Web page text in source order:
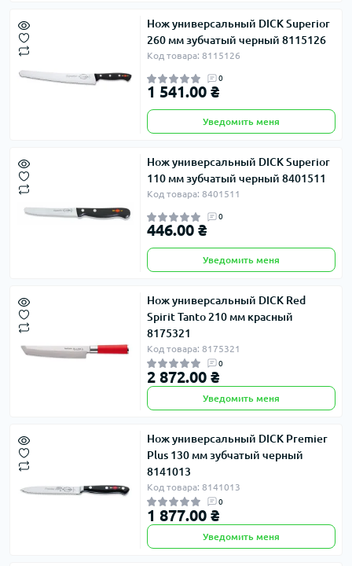
Нож универсальный DICK Superior
260 мм зубчатый черный 8115126
Код товара: 8115126
0
1 541.00 ₴
Уведомить меня
Нож универсальный DICK Superior
110 мм зубчатый черный 8401511
Код товара: 8401511
0
446.00 ₴
Уведомить меня
Нож универсальный DICK Red
Spirit Tanto 210 мм красный
8175321
Код товара: 8175321
0
2 872.00 ₴
Уведомить меня
Нож универсальный DICK Premier
Plus 130 мм зубчатый черный
8141013
Код товара: 8141013
0
1 877.00 ₴
Уведомить меня